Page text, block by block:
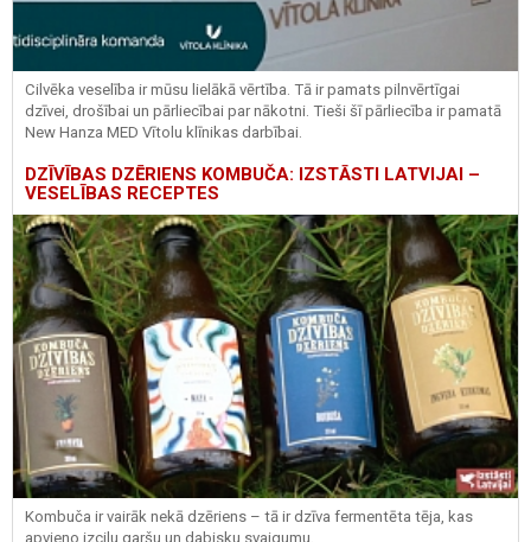
Cilvēka veselība ir mūsu lielākā vērtība. Tā ir pamats pilnvērtīgai
dzīvei, drošībai un pārliecībai par nākotni. Tieši šī pārliecība ir pamatā
New Hanza MED Vītolu klīnikas darbībai.
DZĪVĪBAS DZĒRIENS KOMBUČA: IZSTĀSTI LATVIJAI –
VESELĪBAS RECEPTES
Kombuča ir vairāk nekā dzēriens – tā ir dzīva fermentēta tēja, kas
apvieno izcilu garšu un dabisku svaigumu.